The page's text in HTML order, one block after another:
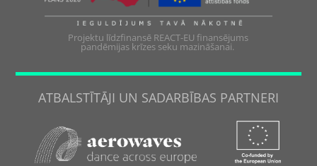
Projektu līdzfinansē REACT-EU finansējums
pandēmijas krīzes seku mazināšanai.
ATBALSTĪTĀJI UN SADARBĪBAS PARTNERI